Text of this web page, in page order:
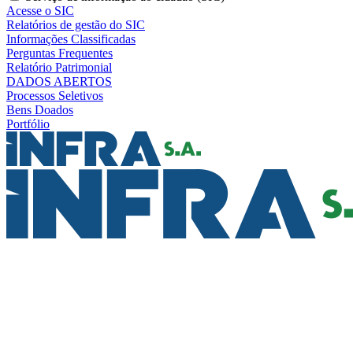
Acesse o SIC
Relatórios de gestão do SIC
Informações Classificadas
Perguntas Frequentes
Relatório Patrimonial
DADOS ABERTOS
Processos Seletivos
Bens Doados
Portfólio